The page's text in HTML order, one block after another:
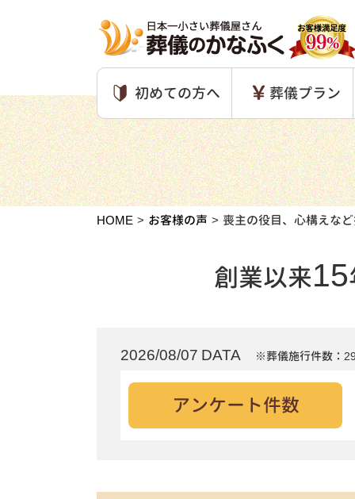
初めての方へ 葬儀プラン
HOME お客様の声 喪主の役目、心構えな
創業以来15
2026/08/07 DATA ※葬儀施行件数：
アンケート件数